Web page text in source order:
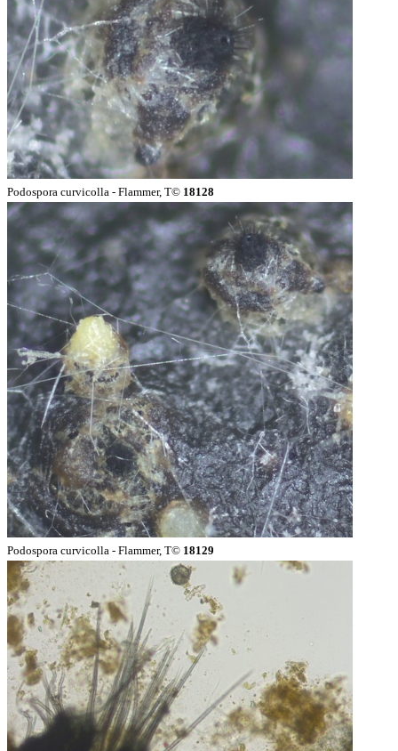
Podospora curvicolla - Flammer, T© 18128
Podospora curvicolla - Flammer, T© 18129